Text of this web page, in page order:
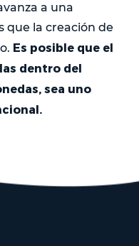
a una
que la creación de
Es posible que el
dentro del
sea uno